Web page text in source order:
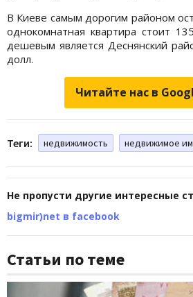
В Киеве самым дорогим районом
однокомнатная квартира стоит
дешевым является Деснянский
долл.
Читайте нас в
Теги: недвижимость недвижимое
Не пропусти другие интересные
bigmir)net в facebook
Статьи по теме